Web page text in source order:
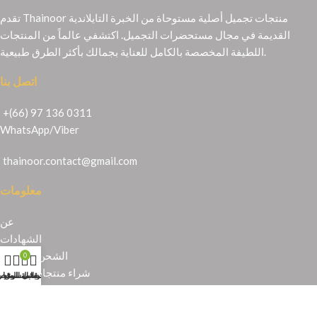
تقدم Thainoor منتجات تجميل أصلية مستوحاة من الخبرة التايلاندية
القديمة في مجال مستحضرات التجميل. اكتشفي عالماً من المنتجات
اتصل بنا
+(66) 97 136 0311
WhatsApp/Viber
thainoor.contact@gmail.com
معلومات
عن
الشهادات
الشحن والإرجاع
شراء منتجات تايلندية
قائمة
0
عربة التسوق
حسابي